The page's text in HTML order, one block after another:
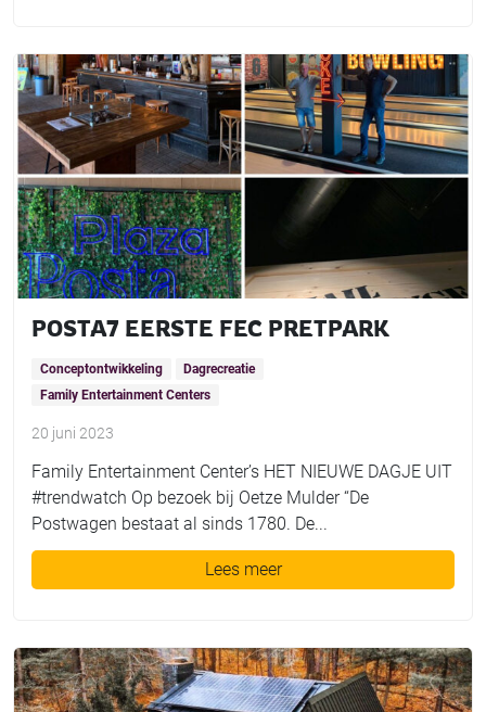
POSTA7 EERSTE FEC PRETPARK
Conceptontwikkeling
Dagrecreatie
Family Entertainment Centers
20 juni 2023
Family Entertainment Center’s HET NIEUWE DAGJE UIT
#trendwatch Op bezoek bij Oetze Mulder “De
Postwagen bestaat al sinds 1780. De...
Lees meer